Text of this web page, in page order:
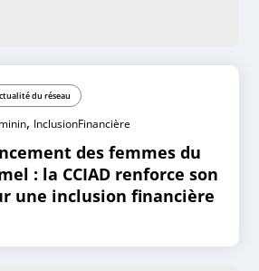
du réseau
, InclusionFinancière
des femmes du
: la CCIAD renforce son
une inclusion financière